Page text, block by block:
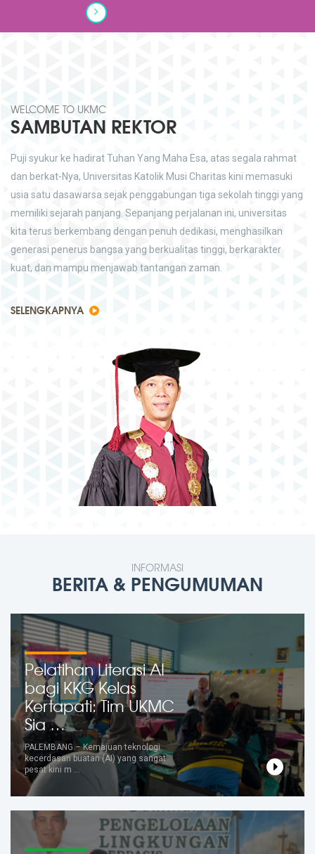
WELCOME TO UKMC
SAMBUTAN REKTOR
Puji syukur ke hadirat Tuhan Yang Maha Esa, atas segala rahmat
dan berkat-Nya, Universitas Katolik Musi Charitas kini memasuki
usia satu dasawarsa sejak penggabungan tiga sekolah tinggi yang
memiliki sejarah panjang. Sepanjang perjalanan ini, universitas
kita terus berkembang dengan penuh dedikasi, menghasilkan
generasi penerus bangsa yang berkualitas tinggi, berkarakter
kuat, dan mampu menjawab tantangan zaman.
SELENGKAPNYA
INFORMASI
BERITA & PENGUMUMAN
Pelatihan Literasi AI
bagi KKG Kelas
Kertapati: Tim UKMC
Sia …
PALEMBANG – Kemajuan teknologi
kecerdasan buatan (AI) yang sangat
pesat kini m …